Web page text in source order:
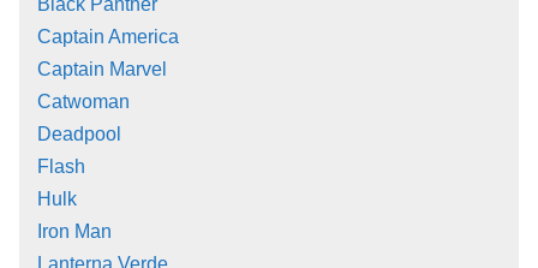
Captain America
Captain Marvel
Catwoman
Deadpool
Flash
Hulk
Iron Man
Lanterna Verde